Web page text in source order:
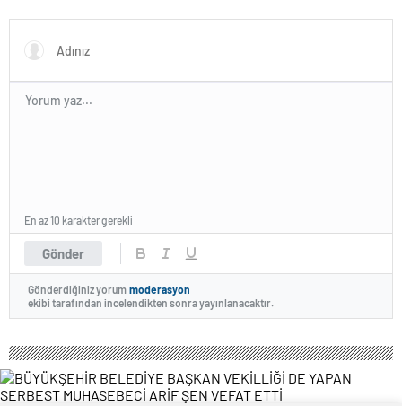
Gönder
En az 10 karakter gerekli
Gönderdiğiniz yorum moderasyon
ekibi tarafından incelendikten sonra yayınlanacaktır.